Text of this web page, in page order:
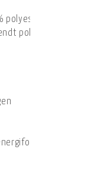
polyester
polyester, 35 %